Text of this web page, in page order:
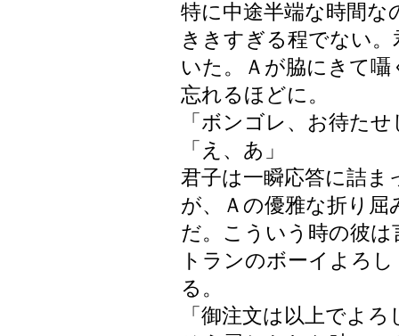
特に中途半端な時間な
ききすぎる程でない
いた。Ａが脇にきて
忘れるほどに。
「ボンゴレ、お待た
「え、あ」
君子は一瞬応答に詰
が、Ａの優雅な折り
だ。こういう時の彼
トランのボーイよろ
る。
「御注文は以上でよ